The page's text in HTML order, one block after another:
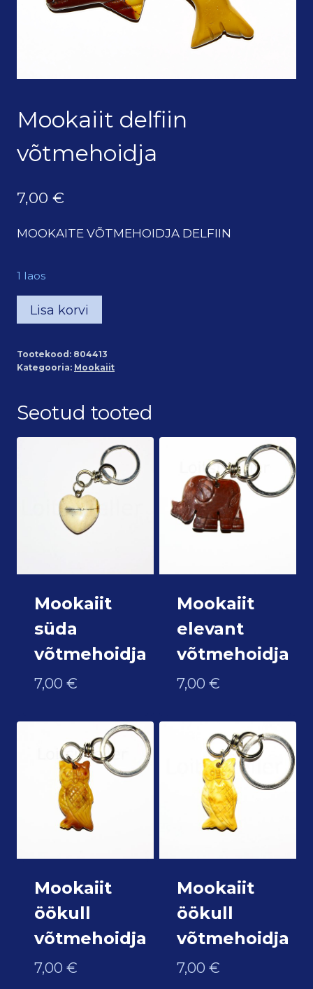
Mookaiit delfiin
võtmehoidja
7,00 €
MOOKAITE VÕTMEHOIDJA DELFIIN
1 laos
Mookaiit
delfiin
kogus
Lisa korvi
Tootekood: 804413
Kategooria: Mookaiit
Seotud tooted
Mookaiit
süda
võtmehoidja
7,00 €
Mookaiit
elevant
võtmehoidja
7,00 €
Mookaiit
öökull
võtmehoidja
7,00 €
Mookaiit
öökull
võtmehoidja
7,00 €